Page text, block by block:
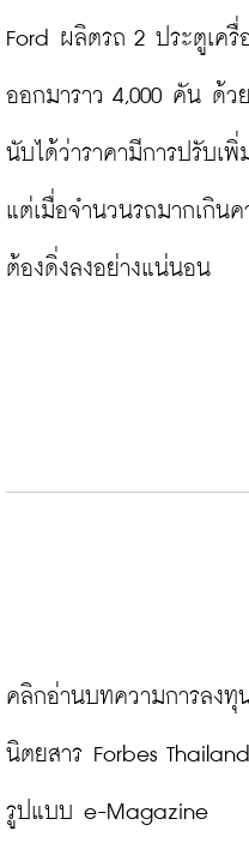
Ford ผลิตรถ 2 ประตูเครื่
ออกมาราว 4,000 คัน ด้ว
นับได้ว่าราคามีการปรับเ
แต่เมื่อจำนวนรถมากเกิน
ต้องดิ่งลงอย่างแน่นอน
คลิกอ่านบทความการลงทุ
นิตยสาร Forbes
รูปแบบ e-Magazine